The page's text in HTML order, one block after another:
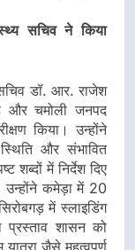
सचिव ने किया
सचिव डॉ. आर. राजेश
और चमोली जनपद
किया। उन्होंने
और संभावित
शब्दों में निर्देश दिए
उन्होंने कमेड़ा में 20
में स्लाइडिंग
प्रस्ताव शासन को